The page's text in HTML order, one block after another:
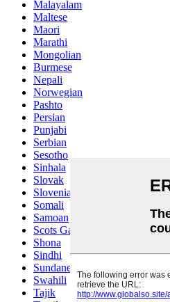
Malayalam
Maltese
Maori
Marathi
Mongolian
Burmese
Nepali
Norwegian
Pashto
Persian
Punjabi
Serbian
Sesotho
Sinhala
Slovak
Slovenian
Somali
Samoan
Scots Gaelic
Shona
Sindhi
Sundanese
Swahili
Tajik